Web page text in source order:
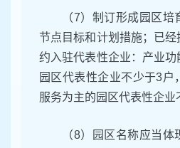
（7）制订形成园区
节点目标和计划措施；已
约入驻代表性企业：产业
园区代表性企业不少于3户
服务为主的园区代表性企业
（8）园区名称应当